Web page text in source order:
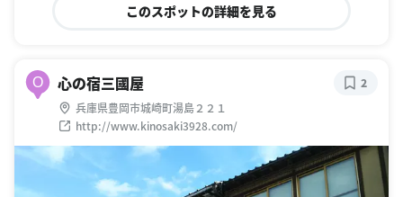
このスポットの詳細を見る
O 心の宿三國屋
兵庫県豊岡市城崎町湯島２２１
http://www.kinosaki3928.com/
2